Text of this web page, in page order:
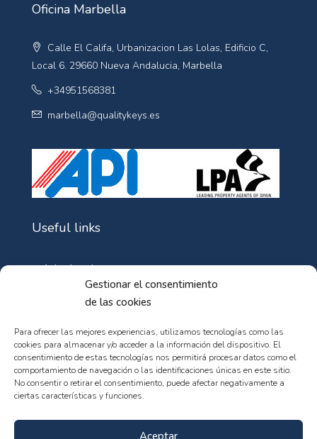
Gestionar el consentimiento
de las cookies
Para ofrecer las mejores experiencias, utilizamos tecnologías como las
cookies para almacenar y/o acceder a la información del dispositivo. El
consentimiento de estas tecnologías nos permitirá procesar datos como el
comportamiento de navegación o las identificaciones únicas en este sitio.
No consentir o retirar el consentimiento, puede afectar negativamente a
ciertas características y funciones.
Aceptar
Oficina Marbella
Calle El Califa, Urbanizacion Las Lolas, Edificio C,
Local 6. 29660 Nueva Andalucia, Marbella
+34951568381
marbella@qualitykeys.es
Useful links
Aviso Legal
Política de Cookies